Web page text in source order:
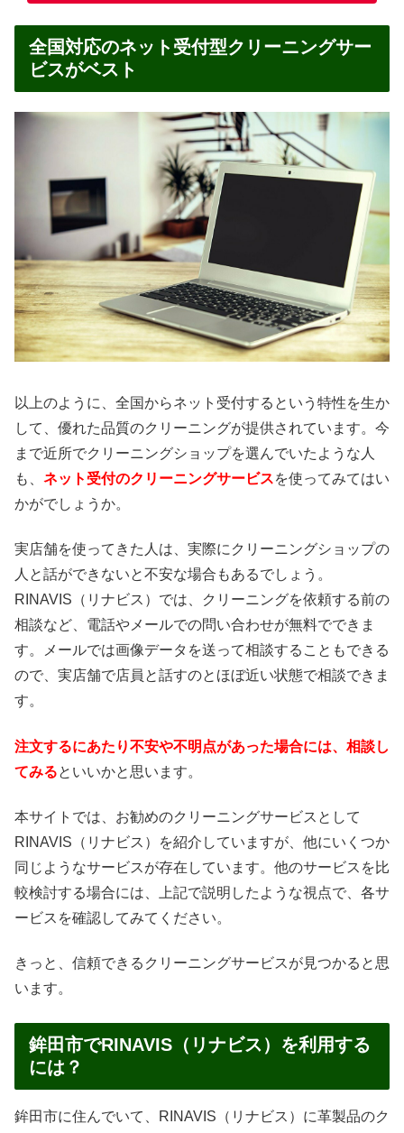
全国対応のネット受付型クリーニングサー
ビスがベスト
以上のように、全国からネット受付するという特性を生か
して、優れた品質のクリーニングが提供されています。今
まで近所でクリーニングショップを選んでいたような人
も、 ネット受付のクリーニングサービスを使ってみてはい
かがでしょうか。
実店舗を使ってきた人は、実際にクリーニングショップの
人と話ができないと不安な場合もあるでしょう。
RINAVIS（リナビス）では、クリーニングを依頼する前の
相談など、電話やメールでの問い合わせが無料でできま
す。メールでは画像データを送って相談することもできる
ので、実店舗で店員と話すのとほぼ近い状態で相談できま
す。
注文するにあたり不安や不明点があった場合には、相談し
てみるといいかと思います。
本サイトでは、お勧めのクリーニングサービスとして
RINAVIS（リナビス）を紹介していますが、他にいくつか
同じようなサービスが存在しています。他のサービスを比
較検討する場合には、上記で説明したような視点で、各サ
ービスを確認してみてください。
きっと、信頼できるクリーニングサービスが見つかると思
います。
鉾田市でRINAVIS（リナビス）を利用する
には？
鉾田市に住んでいて、RINAVIS（リナビス）に革製品のク